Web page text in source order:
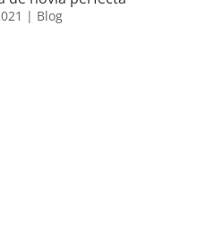
| Blog